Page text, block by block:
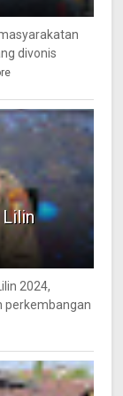
divonis
Lilin
2024,
perkembangan